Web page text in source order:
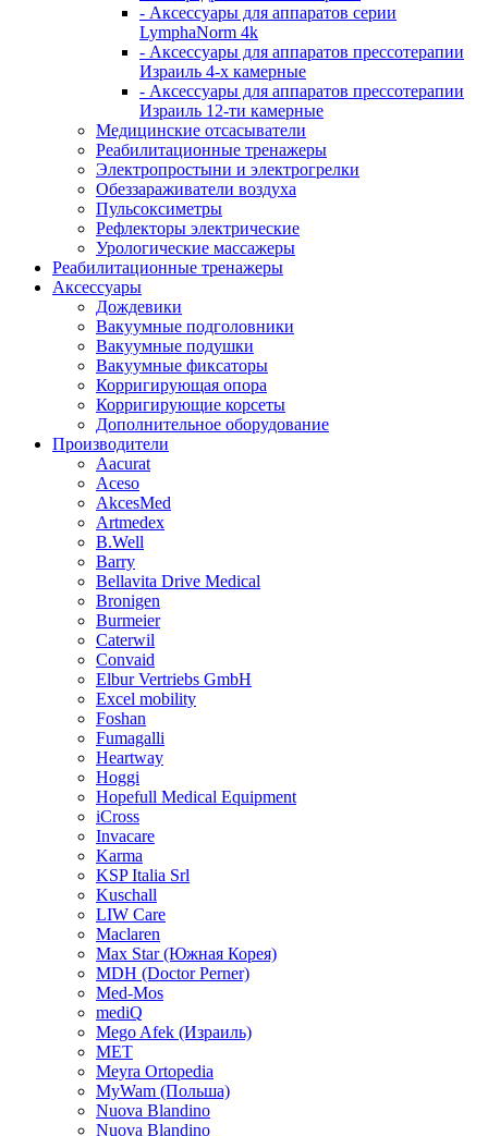
- Аксессуары для аппаратов серии
LymphaNorm 4k
- Аксессуары для аппаратов прессотерапии
Израиль 4-х камерные
- Аксессуары для аппаратов прессотерапии
Израиль 12-ти камерные
Медицинские отсасыватели
Реабилитационные тренажеры
Электропростыни и электрогрелки
Обеззараживатели воздуха
Пульсоксиметры
Рефлекторы электрические
Урологические массажеры
Реабилитационные тренажеры
Аксессуары
Дождевики
Вакуумные подголовники
Вакуумные подушки
Вакуумные фиксаторы
Корригирующая опора
Корригирующие корсеты
Дополнительное оборудование
Производители
Aacurat
Aceso
AkcesMed
Artmedex
B.Well
Barry
Bellavita Drive Medical
Bronigen
Burmeier
Caterwil
Convaid
Elbur Vertriebs GmbH
Excel mobility
Foshan
Fumagalli
Heartway
Hoggi
Hopefull Medical Equipment
iCross
Invacare
Karma
KSP Italia Srl
Kuschall
LIW Care
Maclaren
Max Star (Южная Корея)
MDH (Doctor Perner)
Med-Mos
mediQ
Mego Afek (Израиль)
MET
Meyra Ortopedia
MyWam (Польша)
Nuova Blandino
Nuova Blandino